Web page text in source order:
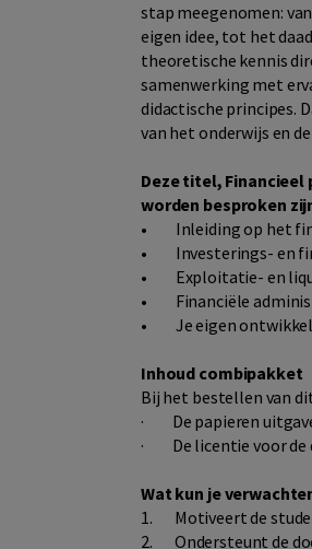
stap meegenomen:
eigen idee, tot het
theoretische kennis
samenwerking met
didactische principes.
van het onderwijs en
Deze titel, Financieel
worden besproken
• Inleiding op het
• Investerings- en
• Exploitatie- en
• Financiële
• Je eigen
Inhoud combipakket
Bij het bestellen van
· De papieren
· De licentie voor
Wat kun je
1. Motiveert de
2. Ondersteunt de